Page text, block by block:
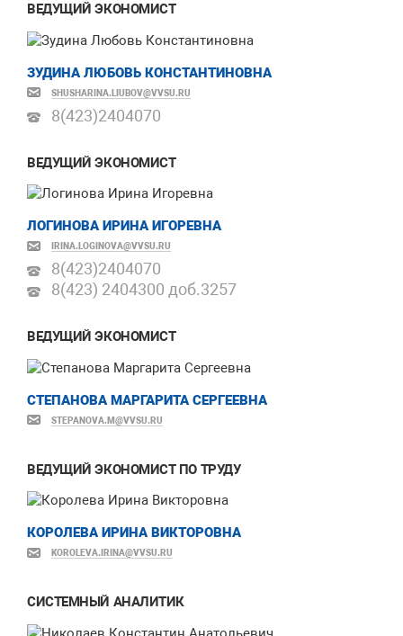
ВЕДУЩИЙ ЭКОНОМИСТ
ЗУДИНА ЛЮБОВЬ КОНСТАНТИНОВНА
SHUSHARINA.LIUBOV@VVSU.RU
8(423)2404070
ВЕДУЩИЙ ЭКОНОМИСТ
ЛОГИНОВА ИРИНА ИГОРЕВНА
IRINA.LOGINOVA@VVSU.RU
8(423)2404070
8(423) 2404300 доб.3257
ВЕДУЩИЙ ЭКОНОМИСТ
СТЕПАНОВА МАРГАРИТА СЕРГЕЕВНА
STEPANOVA.M@VVSU.RU
ВЕДУЩИЙ ЭКОНОМИСТ ПО ТРУДУ
КОРОЛЕВА ИРИНА ВИКТОРОВНА
KOROLEVA.IRINA@VVSU.RU
СИСТЕМНЫЙ АНАЛИТИК